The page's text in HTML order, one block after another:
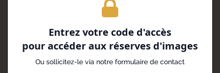
Entrez votre code d'accès
pour accéder aux réserves d'images
Ou sollicitez-le via notre formulaire de contact